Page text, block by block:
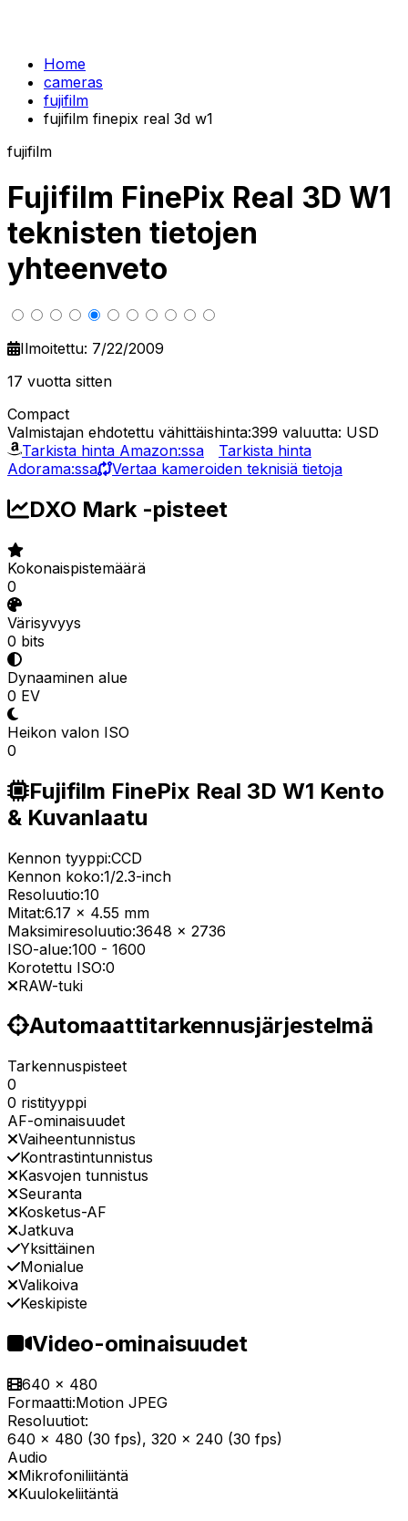
Home
cameras
fujifilm
fujifilm finepix real 3d w1
fujifilm
Fujifilm FinePix Real 3D W1
teknisten tietojen
yhteenveto
Ilmoitettu: 7/22/2009
17 vuotta sitten
Compact
Valmistajan ehdotettu vähittäishinta:399 valuutta: USD
Tarkista hinta Amazon:ssa
Tarkista hinta
Adorama:ssa
Vertaa kameroiden teknisiä tietoja
DXO Mark -pisteet
Kokonaispistemäärä
0
Värisyvyys
0 bits
Dynaaminen alue
0 EV
Heikon valon ISO
0
Fujifilm FinePix Real 3D W1 Kento
& Kuvanlaatu
Kennon tyyppi:CCD
Kennon koko:1/2.3-inch
Resoluutio:10
Mitat:6.17 x 4.55 mm
Maksimiresoluutio:3648 x 2736
ISO-alue:100 - 1600
Korotettu ISO:0
RAW-tuki
Automaattitarkennusjärjestelmä
Tarkennuspisteet
0
0 ristityyppi
AF-ominaisuudet
Vaiheentunnistus
Kontrastintunnistus
Kasvojen tunnistus
Seuranta
Kosketus-AF
Jatkuva
Yksittäinen
Monialue
Valikoiva
Keskipiste
Video-ominaisuudet
640 x 480
Formaatti:Motion JPEG
Resoluutiot:
640 x 480 (30 fps), 320 x 240 (30 fps)
Audio
Mikrofoniliitäntä
Kuulokeliitäntä